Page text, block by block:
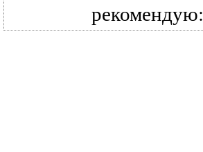
рекомендую: